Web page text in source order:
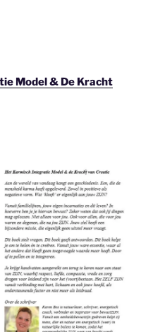
Model & De Kracht